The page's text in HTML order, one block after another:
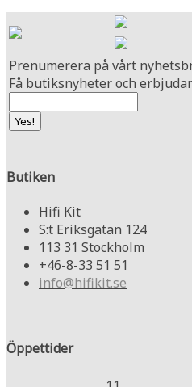
Prenumerera på vårt
Få butiksnyheter och
Butiken
Hifi Kit
S:t Eriksgatan 124
113 31 Stockholm
+46-8-33 51 51
info@hifikit.se
Öppettider